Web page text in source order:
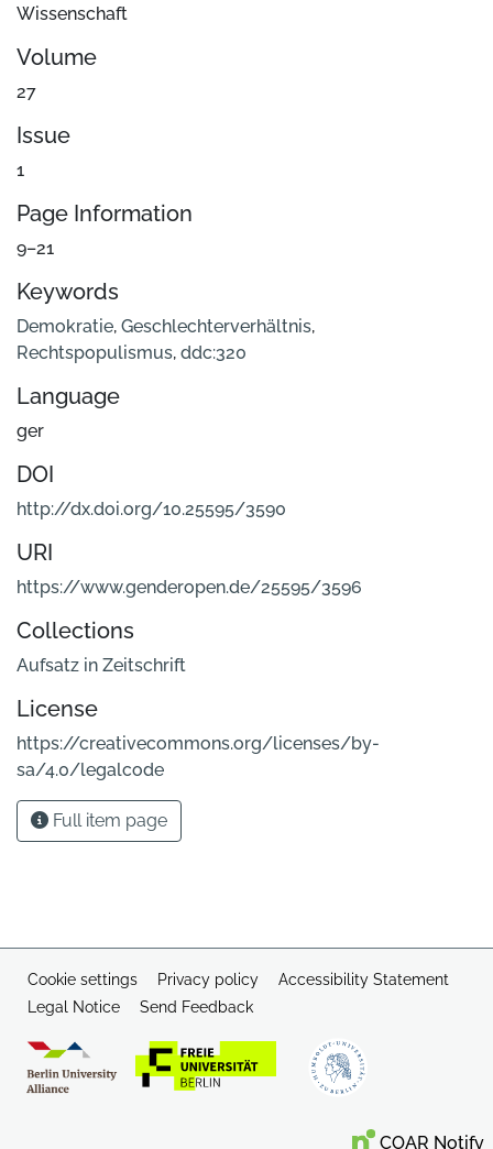
Wissenschaft
Volume
27
Issue
1
Page Information
9–21
Keywords
Demokratie, Geschlechterverhältnis,
Rechtspopulismus, ddc:320
Language
ger
DOI
http://dx.doi.org/10.25595/3590
URI
https://www.genderopen.de/25595/3596
Collections
Aufsatz in Zeitschrift
License
https://creativecommons.org/licenses/by-
sa/4.0/legalcode
Full item page
Cookie settings Privacy policy
Accessibility Statement
Legal Notice
Send Feedback
COAR Notify